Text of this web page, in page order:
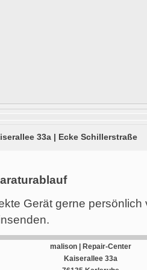
33a | Ecke Schillerstraße
Gerät gerne
malison | Repair-Center
Kaiserallee 33a